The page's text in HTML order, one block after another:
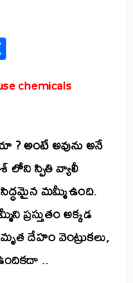
Share
chemicals
అంటే అవును అనే
లోని స్పితి వ్యాలీ
మమ్మీ ఉంది.
ప్రస్తుతం అక్కడ
దేహం వెంట్రుకలు,
..